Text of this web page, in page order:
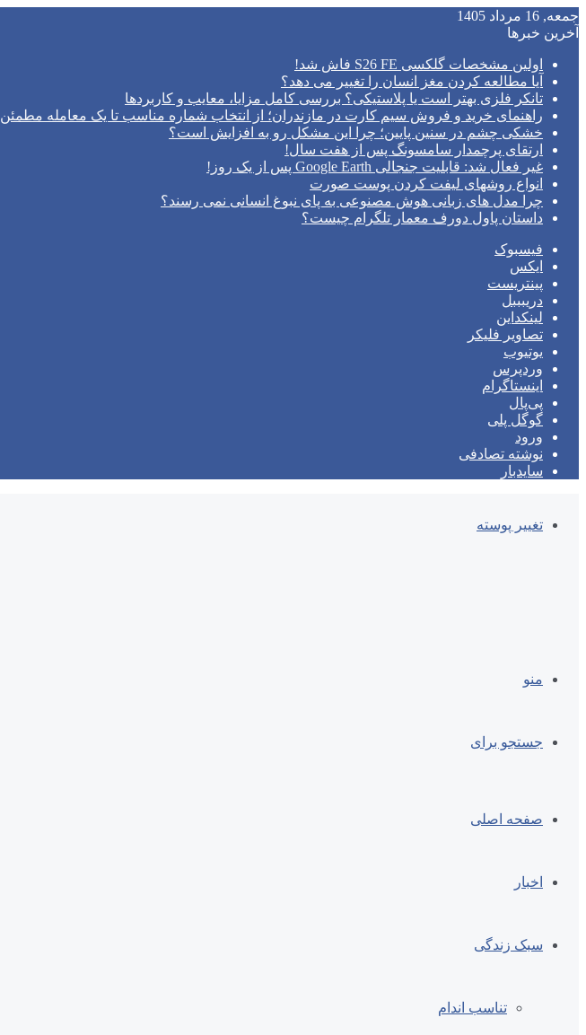
جمعه, 16 مرداد 1405
آخرین خبرها
اولین مشخصات گلکسی S26 FE فاش شد!
آیا مطالعه کردن مغز انسان را تغییر می‌ دهد؟
تانکر فلزی بهتر است یا پلاستیکی؟ بررسی کامل مزایا، معایب و کاربردها
راهنمای خرید و فروش سیم کارت در مازندران؛ از انتخاب شماره مناسب تا یک معامله مطمئن
خشکی چشم در سنین پایین؛ چرا این مشکل رو به افزایش است؟
ارتقای پرچمدار سامسونگ پس از هفت سال!
غیر فعال شد: قابلیت جنجالی Google Earth پس از یک روز!
انواع روشهای لیفت کردن پوست صورت
چرا مدل‌ های زبانی هوش مصنوعی به پای نبوغ انسانی نمی‌ رسند؟
داستان پاول دورف معمار تلگرام چیست؟
فیسبوک
ایکس
پینتریست
دریبببل
لینکداین
تصاویر فلیکر
یوتیوب
وردپرس
اینستاگرام
پی‌پال
گوگل پلی
ورود
نوشته تصادفی
سایدبار
تغییر پوسته
منو
جستجو برای
صفحه اصلی
اخبار
سبک زندگی
تناسب اندام